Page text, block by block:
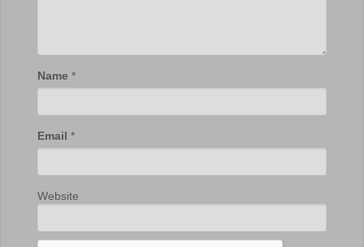
Name *
Email *
Website